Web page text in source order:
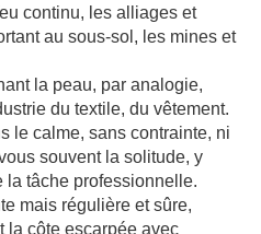
continu, les alliages et
au sous-sol, les mines et
la peau, par analogie,
du textile, du vêtement.
le calme, sans contrainte, ni
souvent la solitude, y
la tâche professionnelle.
mais régulière et sûre,
la côte escarpée avec